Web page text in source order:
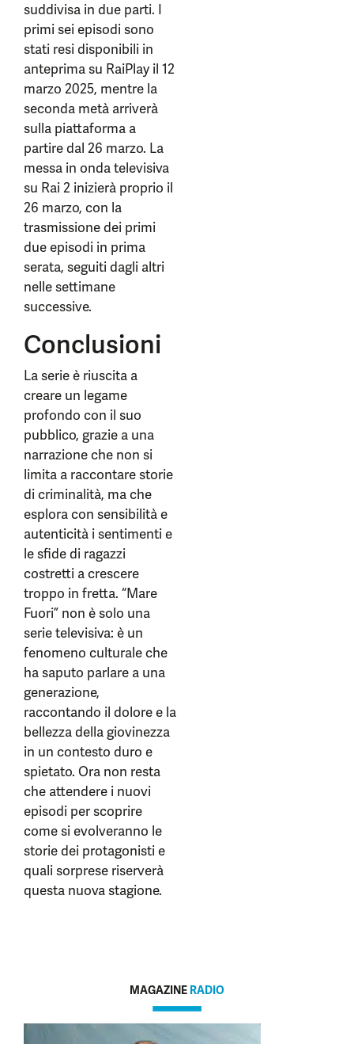
suddivisa in due parti. I
primi sei episodi sono
stati resi disponibili in
anteprima su RaiPlay il 12
marzo 2025, mentre la
seconda metà arriverà
sulla piattaforma a
partire dal 26 marzo. La
messa in onda televisiva
su Rai 2 inizierà proprio il
26 marzo, con la
trasmissione dei primi
due episodi in prima
serata, seguiti dagli altri
nelle settimane
successive.
Conclusioni
La serie è riuscita a
creare un legame
profondo con il suo
pubblico, grazie a una
narrazione che non si
limita a raccontare storie
di criminalità, ma che
esplora con sensibilità e
autenticità i sentimenti e
le sfide di ragazzi
costretti a crescere
troppo in fretta. “Mare
Fuori” non è solo una
serie televisiva: è un
fenomeno culturale che
ha saputo parlare a una
generazione,
raccontando il dolore e la
bellezza della giovinezza
in un contesto duro e
spietato. Ora non resta
che attendere i nuovi
episodi per scoprire
come si evolveranno le
storie dei protagonisti e
quali sorprese riserverà
questa nuova stagione.
MAGAZINE RADIO